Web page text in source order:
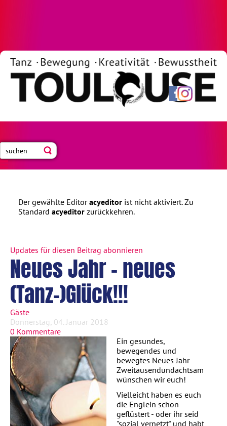
Der gewählte Editoracyeditor ist nicht aktiviert. Zu
Standard acyeditor zurückkehren.
Updates für diesen Beitrag abonnieren
Neues Jahr - neues
(Tanz-)Glück!!!
Gäste
Donnerstag, 04. Januar 2018
0 Kommentare
Ein gesundes,
bewegendes und
bewegtes Neues Jahr
Zweitausendundachtsam
wünschen wir euch!
Vielleicht haben es euch
die Englein schon
geflüstert - oder ihr seid
"sozial vernetzt" und habt